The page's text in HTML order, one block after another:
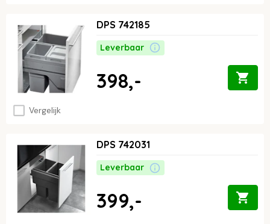
Vergelijk
DPS 742185
Leverbaar
398,-
DPS 742031
Leverbaar
399,-